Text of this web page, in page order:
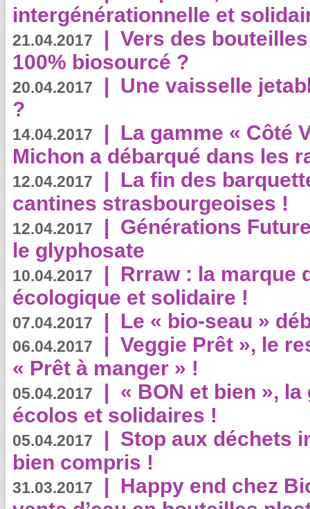
intergénérationnelle et
21.04.2017 | Vers des
100% biosourcé ?
20.04.2017 | Une vaisselle
?
14.04.2017 | La gamme « Côté
Michon a débarqué dans les
12.04.2017 | La fin des
cantines strasbourgeoises !
12.04.2017 | Générations
le glyphosate
10.04.2017 | Rrraw : la marque
écologique et solidaire !
07.04.2017 | Le « bio-seau »
06.04.2017 | Veggie Prêt », le
« Prêt à manger » !
05.04.2017 | « BON et bien »,
écolos et solidaires !
05.04.2017 | Stop aux déchets
bien compris !
31.03.2017 | Happy end chez